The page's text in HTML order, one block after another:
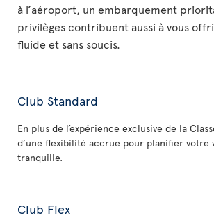
à l’aéroport, un embarquement
privilèges contribuent aussi à vous
fluide et sans soucis.
Club Standard
En plus de l’expérience exclusive de la
d’une flexibilité accrue pour planifier votre
tranquille.
Club Flex